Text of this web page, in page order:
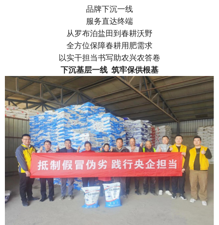
品牌下沉一线
服务直达终端
从罗布泊盐田到春耕沃野
全方位保障春耕用肥需求
以实干担当书写助农兴农答卷
下沉基层一线 筑牢保供根基